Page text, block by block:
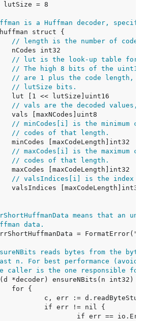
is a Huffman decoder,
// length is the number of
// lut is the look-up table for
// The high 8 bits of the uint16
// are 1 plus the code length,
// lutSize bits.
// vals are the decoded values,
// minCodes[i] is the minimum
// codes of that length.
// maxCodes[i] is the maximum
// codes of that length.
// valsIndices[i] is the index
means that an
data.
reads bytes from the
n. For best performance
caller is the one responsible